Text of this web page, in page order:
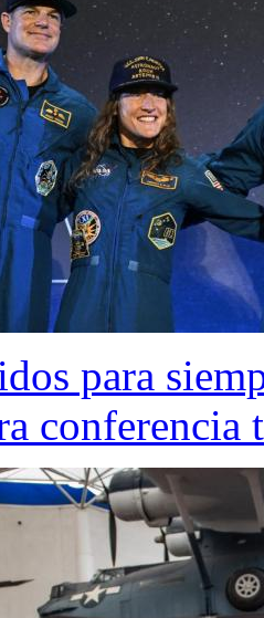
para
conferencia